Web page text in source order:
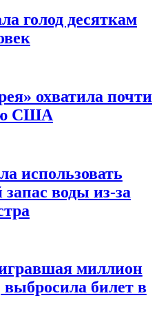
голод десяткам
охватила почти
США
использовать
запас воды из-за
миллион
выбросила билет в